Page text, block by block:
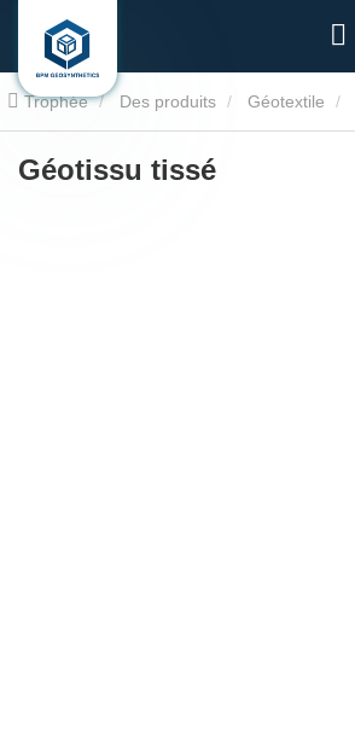
Trophée Des produits Géotextile
Géotissu tissé
Géotissu tissé